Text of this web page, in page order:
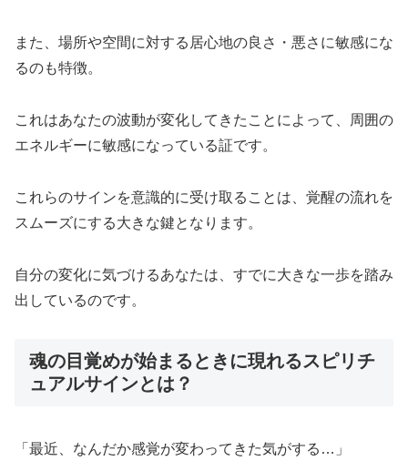
また、場所や空間に対する居心地の良さ・悪さに敏感にな
るのも特徴。
これはあなたの波動が変化してきたことによって、周囲の
エネルギーに敏感になっている証です。
これらのサインを意識的に受け取ることは、覚醒の流れを
スムーズにする大きな鍵となります。
自分の変化に気づけるあなたは、すでに大きな一歩を踏み
出しているのです。
魂の目覚めが始まるときに現れるスピリチ
ュアルサインとは？
「最近、なんだか感覚が変わってきた気がする…」